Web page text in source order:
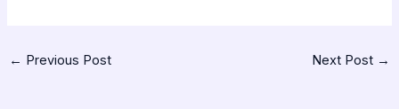
← Previous Post Next Post →